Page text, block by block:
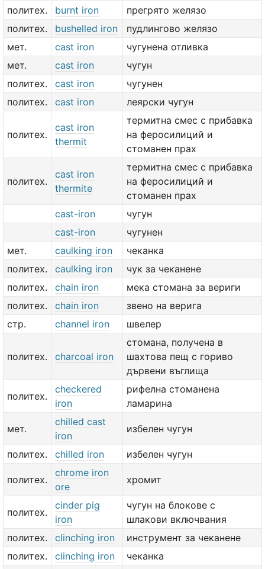
политех.
burnt iron
прегрято желязо
политех.
bushelled iron
пудлингово желязо
мет.
cast iron
чугунена отливка
мет.
cast iron
чугун
политех.
cast iron
чугунен
политех.
cast iron леярски чугун
политех.
cast iron
thermit
термитна смес с прибавка
на феросилиций и
стоманен прах
политех.
cast iron
thermite
термитна смес с прибавка
на феросилиций и
стоманен прах
cast-iron
чугун
cast-iron
чугунен
мет.
caulking iron
чеканка
политех.
caulking iron
чук за чеканене
политех.
chain iron
мека стомана за вериги
политех.
chain iron
звено на верига
стр.
channel iron швелер
политех. charcoal iron
стомана, получена в
шахтова пещ с гориво
дървени въглища
политех.
checkered
iron
рифелна стоманена
ламарина
мет.
chilled cast
iron
избелен чугун
политех. chilled iron избелен чугун
политех.
chrome iron
ore
хромит
политех.
cinder pig
iron
чугун на блокове с
шлакови включвания
политех.
clinching iron
инструмент за чеканене
политех.
clinching iron
чеканка